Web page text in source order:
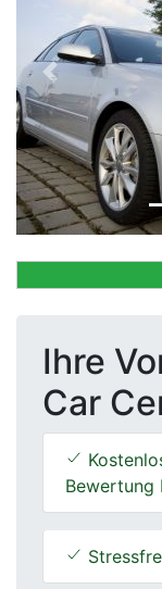
Previous
Ihre
Car
Bewertung